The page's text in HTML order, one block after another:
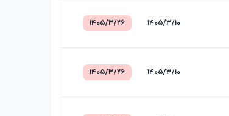
۱۴۰۵/۳/۱۰ ۱۴۰۵/۳/۲۶
۱۴۰۵/۳/۱۰ ۱۴۰۵/۳/۲۶